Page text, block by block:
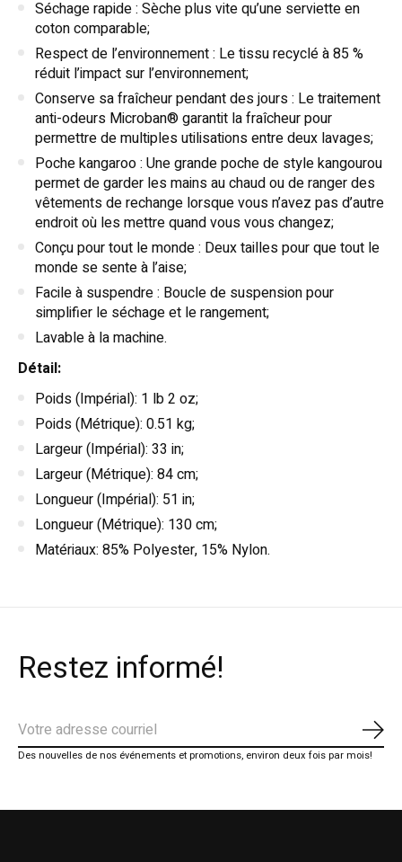
Séchage rapide : Sèche plus vite qu’une serviette en
coton comparable;
Respect de l’environnement : Le tissu recyclé à 85 %
réduit l’impact sur l’environnement;
Conserve sa fraîcheur pendant des jours : Le traitement
anti-odeurs Microban® garantit la fraîcheur pour
permettre de multiples utilisations entre deux lavages;
Poche kangaroo : Une grande poche de style kangourou
permet de garder les mains au chaud ou de ranger des
vêtements de rechange lorsque vous n’avez pas d’autre
endroit où les mettre quand vous vous changez;
Conçu pour tout le monde : Deux tailles pour que tout le
monde se sente à l’aise;
Facile à suspendre : Boucle de suspension pour
simplifier le séchage et le rangement;
Lavable à la machine.
Détail:
Poids (Impérial): 1 lb 2 oz;
Poids (Métrique): 0.51 kg;
Largeur (Impérial): 33 in;
Largeur (Métrique): 84 cm;
Longueur (Impérial): 51 in;
Longueur (Métrique): 130 cm;
Matériaux: 85% Polyester, 15% Nylon.
Restez informé!
Des nouvelles de nos événements et promotions, environ deux fois par mois!